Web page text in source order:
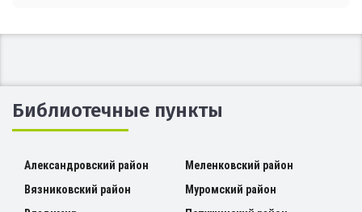
Библиотечные пункты
Александровский район
Вязниковский район
Меленковский район
Муромский район